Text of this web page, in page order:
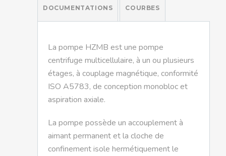
DOCUMENTATIONS COURBES
La pompe HZMB est une pompe
centrifuge multicellulaire, à un ou plusieurs
étages, à couplage magnétique, conformité
ISO A5783, de conception monobloc et
aspiration axiale.
La pompe possède un accouplement à
aimant permanent et la cloche de
confinement isole hermétiquement le